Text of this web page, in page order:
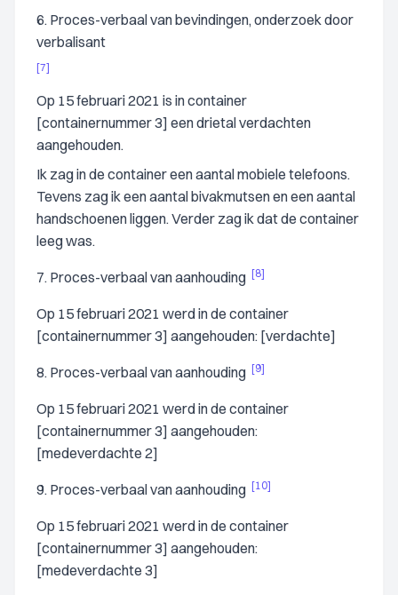
6. Proces-verbaal van bevindingen, onderzoek door
verbalisant
[7]
Op 15 februari 2021 is in container
[containernummer 3] een drietal verdachten
aangehouden.
Ik zag in de container een aantal mobiele telefoons.
Tevens zag ik een aantal bivakmutsen en een aantal
handschoenen liggen. Verder zag ik dat de container
leeg was.
7. Proces-verbaal van aanhouding [8]
Op 15 februari 2021 werd in de container
[containernummer 3] aangehouden: [verdachte]
8. Proces-verbaal van aanhouding [9]
Op 15 februari 2021 werd in de container
[containernummer 3] aangehouden:
[medeverdachte 2]
9. Proces-verbaal van aanhouding [10]
Op 15 februari 2021 werd in de container
[containernummer 3] aangehouden:
[medeverdachte 3]